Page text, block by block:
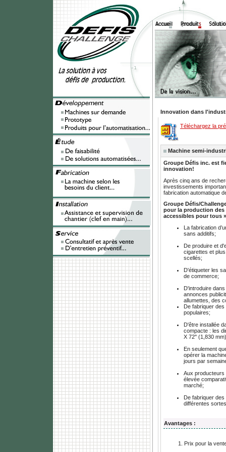
accueil produit
Innovation dans
Téléchargez la
Machine semi-
Groupe Défis inc. est
innovation!
Après cinq ans de
investissements
fabrication automatique
Groupe Défis/
pour la production des
accessibles pour tous »
La fabrication
sans additifs;
De produire et
cigarettes et
scellés;
D'étiqueter les
de commerce;
D'introduire
annonces
allumettes, des
De fabriquer des
populaires;
D'être installée
compacte : les
X 72'' (1,830
En seulement
opérer la
jours par
Aux producteurs
élevée
marché;
De fabriquer
différentes
Avantages :
Prix pour la